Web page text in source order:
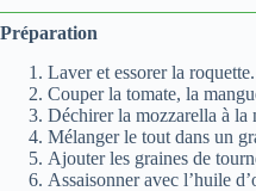
Préparation
Laver et essorer la roquette.
Couper la tomate, la
Déchirer la mozzarella à la
Mélanger le tout dans un
Ajouter les graines de
Assaisonner avec l’huile